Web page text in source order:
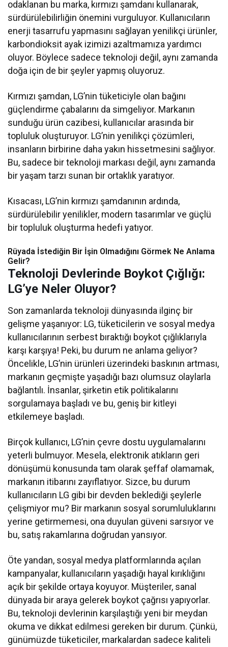
odaklanan bu marka, kırmızı şamdanı kullanarak,
sürdürülebilirliğin önemini vurguluyor. Kullanıcıların
enerji tasarrufu yapmasını sağlayan yenilikçi ürünler,
karbondioksit ayak izimizi azaltmamıza yardımcı
oluyor. Böylece sadece teknoloji değil, aynı zamanda
doğa için de bir şeyler yapmış oluyoruz.
Kırmızı şamdan, LG’nin tüketiciyle olan bağını
güçlendirme çabalarını da simgeliyor. Markanın
sunduğu ürün cazibesi, kullanıcılar arasında bir
topluluk oluşturuyor. LG’nin yenilikçi çözümleri,
insanların birbirine daha yakın hissetmesini sağlıyor.
Bu, sadece bir teknoloji markası değil, aynı zamanda
bir yaşam tarzı sunan bir ortaklık yaratıyor.
Kısacası, LG’nin kırmızı şamdanının ardında,
sürdürülebilir yenilikler, modern tasarımlar ve güçlü
bir topluluk oluşturma hedefi yatıyor.
Rüyada İstediğin Bir İşin Olmadığını Görmek Ne Anlama
Gelir?
Teknoloji Devlerinde Boykot Çığlığı:
LG’ye Neler Oluyor?
Son zamanlarda teknoloji dünyasında ilginç bir
gelişme yaşanıyor: LG, tüketicilerin ve sosyal medya
kullanıcılarının serbest bıraktığı boykot çığlıklarıyla
karşı karşıya! Peki, bu durum ne anlama geliyor?
Öncelikle, LG’nin ürünleri üzerindeki baskının artması,
markanın geçmişte yaşadığı bazı olumsuz olaylarla
bağlantılı. İnsanlar, şirketin etik politikalarını
sorgulamaya başladı ve bu, geniş bir kitleyi
etkilemeye başladı.
Birçok kullanıcı, LG’nin çevre dostu uygulamalarını
yeterli bulmuyor. Mesela, elektronik atıkların geri
dönüşümü konusunda tam olarak şeffaf olamamak,
markanın itibarını zayıflatıyor. Sizce, bu durum
kullanıcıların LG gibi bir devden beklediği şeylerle
çelişmiyor mu? Bir markanın sosyal sorumluluklarını
yerine getirmemesi, ona duyulan güveni sarsıyor ve
bu, satış rakamlarına doğrudan yansıyor.
Öte yandan, sosyal medya platformlarında açılan
kampanyalar, kullanıcıların yaşadığı hayal kırıklığını
açık bir şekilde ortaya koyuyor. Müşteriler, sanal
dünyada bir araya gelerek boykot çağrısı yapıyorlar.
Bu, teknoloji devlerinin karşılaştığı yeni bir meydan
okuma ve dikkat edilmesi gereken bir durum. Çünkü,
günümüzde tüketiciler, markalardan sadece kaliteli